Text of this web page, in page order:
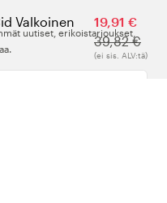
Valkoinen
19,91 €
39,82 €
(ei sis. ALV:tä)
uutiset, erikoistarjoukset,